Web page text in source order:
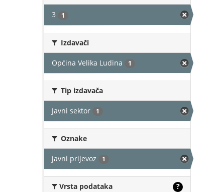
3 1
Izdavači
Općina Velika Ludina 1
Tip izdavača
Javni sektor 1
Oznake
javni prijevoz 1
Vrsta podataka ?